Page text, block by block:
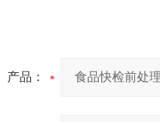
产品：